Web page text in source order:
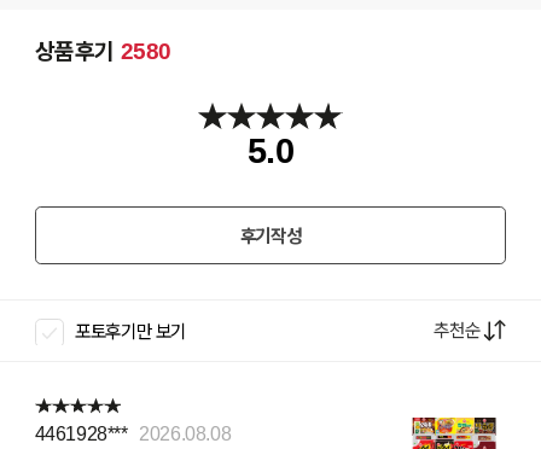
상품후기 2580
5.0
후기작성
포토후기만 보기 추천순
4461928*** 2026.08.08